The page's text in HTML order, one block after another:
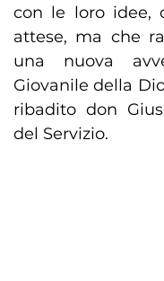
con le loro idee,
attese, ma che
una nuova
Giovanile della
ribadito don
del Servizio.